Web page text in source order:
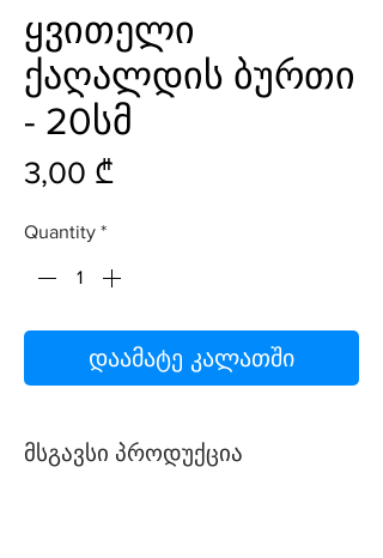
ყვითელი
ქაღალდის ბურთი
- 20სმ
3,00 ₾
Quantity *
დაამატე კალათში
მსგავსი პროდუქცია